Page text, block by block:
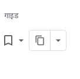
गाइड
bookmark_border